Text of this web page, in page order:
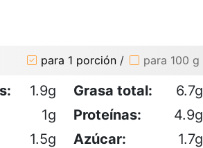
para 1 porción / para 100 g
1.9g Grasa total:
6.7g
1g Proteínas:
4.9g
1.5g Azúcar:
1.7g